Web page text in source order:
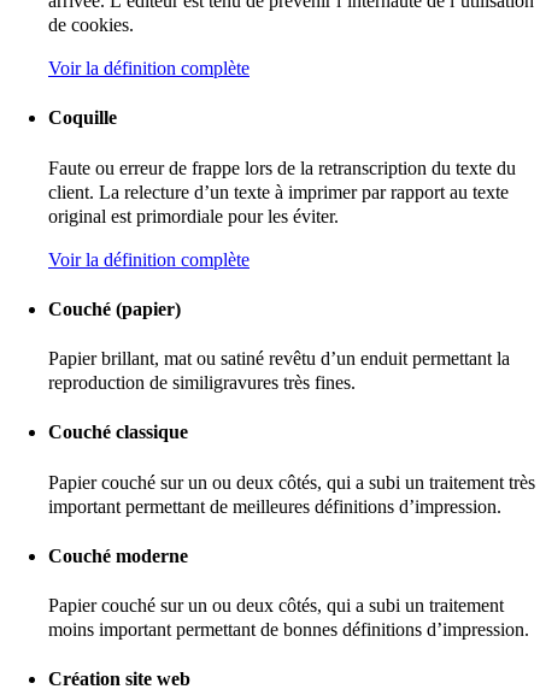
de cookies.
Voir la définition complète
Coquille
Faute ou erreur de frappe lors de la retranscription du texte du
client. La relecture d’un texte à imprimer par rapport au texte
original est primordiale pour les éviter.
Voir la définition complète
Couché (papier)
Papier brillant, mat ou satiné revêtu d’un enduit permettant la
reproduction de similigravures très fines.
Couché classique
Papier couché sur un ou deux côtés, qui a subi un traitement très
important permettant de meilleures définitions d’impression.
Couché moderne
Papier couché sur un ou deux côtés, qui a subi un traitement
moins important permettant de bonnes définitions d’impression.
Création site web